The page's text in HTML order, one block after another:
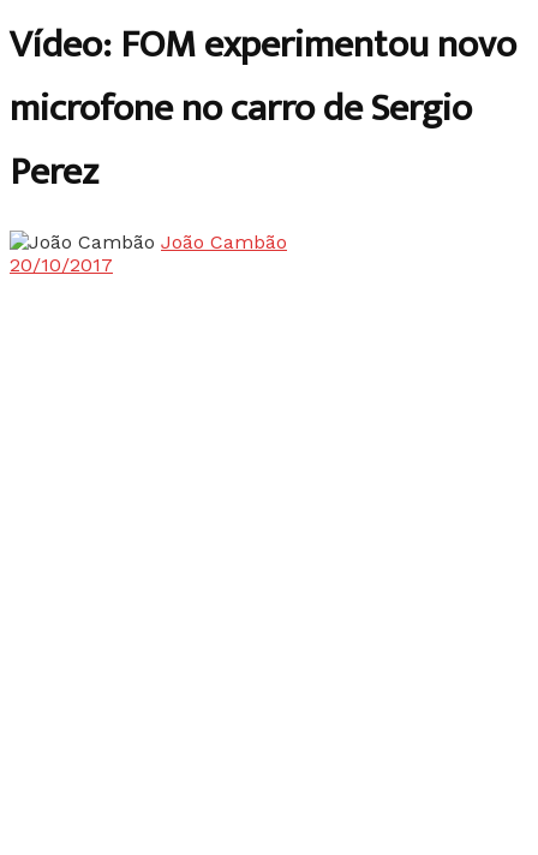
Vídeo: FOM experimentou novo
microfone no carro de Sergio
Perez
João Cambão
20/10/2017